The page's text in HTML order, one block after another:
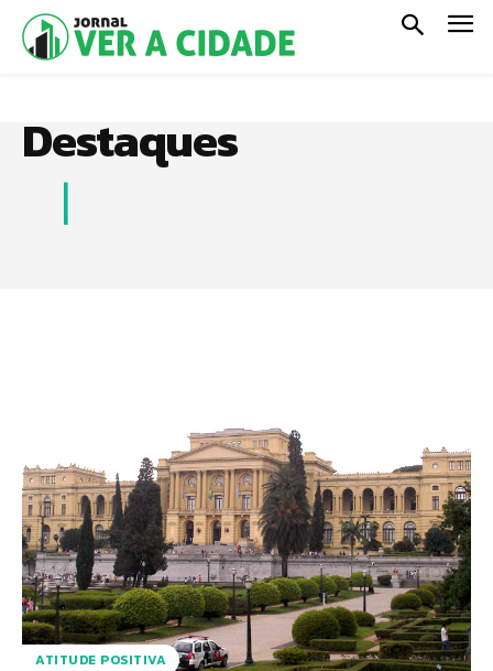
Destaques
ATITUDE POSITIVA